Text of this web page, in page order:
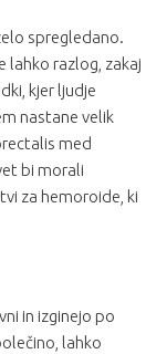
spregledano.
lahko razlog, zakaj
kjer ljudje
nastane velik
med
bi morali
za hemoroide, ki
in izginejo po
lahko